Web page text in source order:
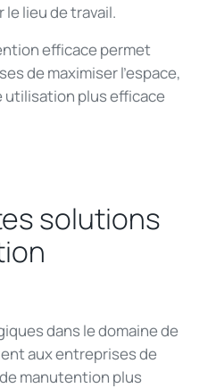
lieu de travail.
efficace permet
de maximiser l'espace,
utilisation plus efficace
solutions
dans le domaine de
aux entreprises de
manutention plus